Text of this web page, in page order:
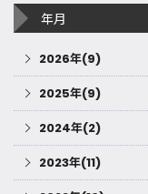
年月
2026年(9)
2025年(9)
2024年(2)
2023年(11)